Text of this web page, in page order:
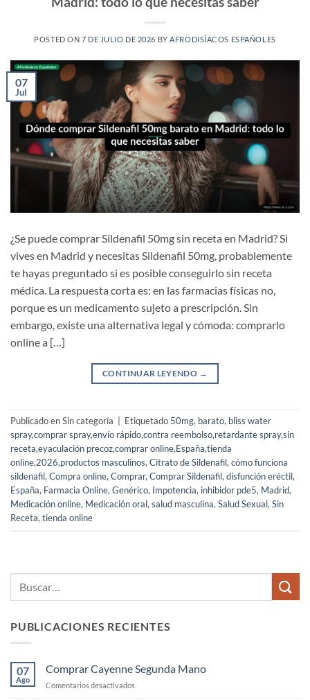
POSTED ON 7 DE JULIO DE 2026 BYAFRODISÍACOS ESPAÑOLES
07
Jul
¿Se puede comprar Sildenafil 50mg sin receta en Madrid? Si
vives en Madrid y necesitas Sildenafil 50mg, probablemente
te hayas preguntado si es posible conseguirlo sin receta
médica. La respuesta corta es: en las farmacias físicas no,
porque es un medicamento sujeto a prescripción. Sin
embargo, existe una alternativa legal y cómoda: comprarlo
online a […]
CONTINUAR LEYENDO →
Publicado en Sin categoría Etiquetado 50mg, barato, bliss water
spray,comprar spray,envío rápido,contra reembolso,retardante spray,sin
receta,eyaculación precoz,comprar online,España,tienda
online,2026,productos masculinos, Citrato de Sildenafil, cómo funciona
sildenafil, Compra online, Comprar, Comprar Sildenafil, disfunción eréctil,
España, Farmacia Online, Genérico, Impotencia, inhibidor pde5, Madrid,
Medicación online, Medicación oral, salud masculina, Salud Sexual, Sin
Receta, tienda online
PUBLICACIONES RECIENTES
07
Ago
Comprar Cayenne Segunda Mano
Comentarios desactivados